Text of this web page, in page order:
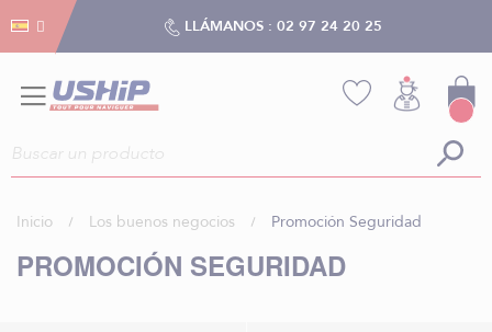
LLÁMANOS : 02 97 24 20 25
Inicio Los buenos negocios Promoción Seguridad
PROMOCIÓN SEGURIDAD
Gestión de cookies
Gestión de cookies